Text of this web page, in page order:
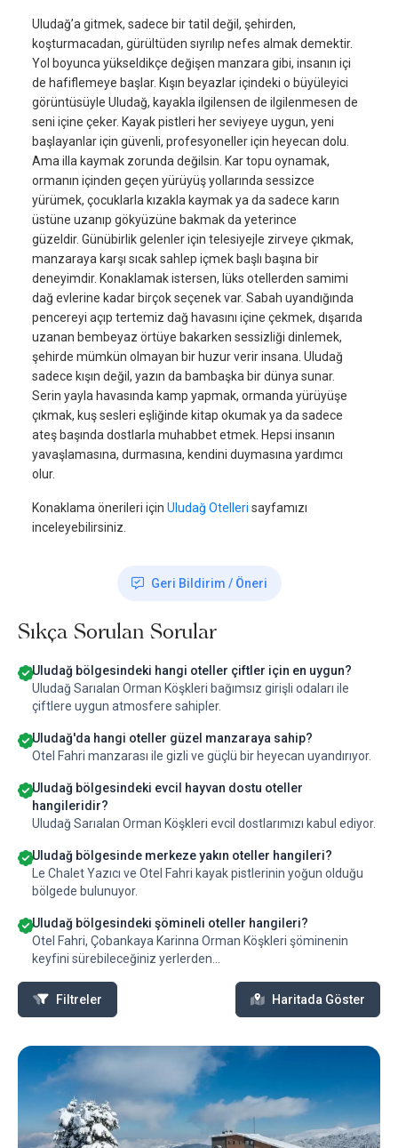
Uludağ’a gitmek, sadece bir tatil değil, şehirden,
koşturmacadan, gürültüden sıyrılıp nefes almak demektir.
Yol boyunca yükseldikçe değişen manzara gibi, insanın içi
de hafiflemeye başlar. Kışın beyazlar içindeki o büyüleyici
görüntüsüyle Uludağ, kayakla ilgilensen de ilgilenmesen de
seni içine çeker. Kayak pistleri her seviyeye uygun, yeni
başlayanlar için güvenli, profesyoneller için heyecan dolu.
Ama illa kaymak zorunda değilsin. Kar topu oynamak,
ormanın içinden geçen yürüyüş yollarında sessizce
yürümek, çocuklarla kızakla kaymak ya da sadece karın
üstüne uzanıp gökyüzüne bakmak da yeterince
güzeldir. Günübirlik gelenler için telesiyejle zirveye çıkmak,
manzaraya karşı sıcak sahlep içmek başlı başına bir
deneyimdir. Konaklamak istersen, lüks otellerden samimi
dağ evlerine kadar birçok seçenek var. Sabah uyandığında
pencereyi açıp tertemiz dağ havasını içine çekmek, dışarıda
uzanan bembeyaz örtüye bakarken sessizliği dinlemek,
şehirde mümkün olmayan bir huzur verir insana. Uludağ
sadece kışın değil, yazın da bambaşka bir dünya sunar.
Serin yayla havasında kamp yapmak, ormanda yürüyüşe
çıkmak, kuş sesleri eşliğinde kitap okumak ya da sadece
ateş başında dostlarla muhabbet etmek. Hepsi insanın
yavaşlamasına, durmasına, kendini duymasına yardımcı
olur.
Konaklama önerileri için Uludağ Otelleri sayfamızı
inceleyebilirsiniz.
Geri Bildirim / Öneri
Sıkça Sorulan Sorular
Uludağ bölgesindeki hangi oteller çiftler için en uygun?
Uludağ Sarıalan Orman Köşkleri bağımsız girişli odaları ile
çiftlere uygun atmosfere sahipler.
Uludağ'da hangi oteller güzel manzaraya sahip?
Otel Fahri manzarası ile gizli ve güçlü bir heyecan uyandırıyor.
Uludağ bölgesindeki evcil hayvan dostu oteller
hangileridir?
Uludağ Sarıalan Orman Köşkleri evcil dostlarımızı kabul ediyor.
Uludağ bölgesinde merkeze yakın oteller hangileri?
Le Chalet Yazıcı ve Otel Fahri kayak pistlerinin yoğun olduğu
bölgede bulunuyor.
Uludağ bölgesindeki şömineli oteller hangileri?
Otel Fahri, Çobankaya Karinna Orman Köşkleri şöminenin
keyfini sürebileceğiniz yerlerden...
Filtreler Haritada Göster